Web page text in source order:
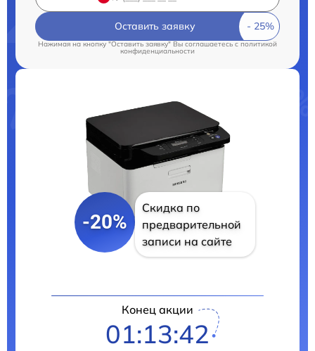
Оставить заявку
Нажимая на кнопку "Оставить заявку" Вы соглашаетесь c политикой
конфиденциальности
-20%
Скидка по
предварительной
записи на сайте
Конец акции
01:13:41